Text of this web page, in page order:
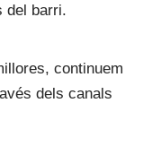
del barri.
continuem
dels canals